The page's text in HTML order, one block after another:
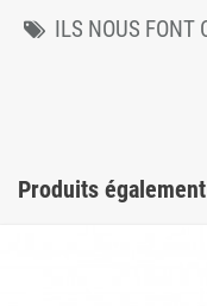
ILS NOUS FONT
Produits